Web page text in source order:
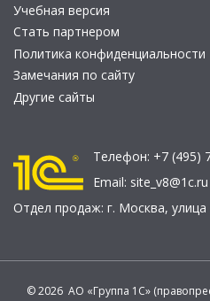
Учебная версия
Стать партнером
Политика конфиденциальности
Замечания по сайту
Другие сайты
Телефон: +7 (495)
Email: site_v8@1c.ru
Отдел продаж: г. Москва,
© 2026 АО «Группа 1С»